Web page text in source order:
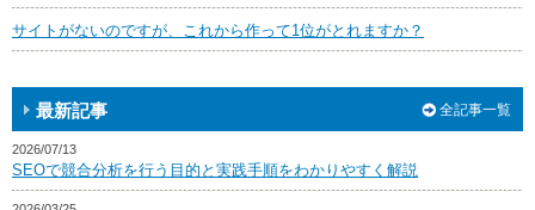
サイトがないのですが、これから作って1位がとれますか？
最新記事 全記事一覧
2026/07/13
SEOで競合分析を行う目的と実践手順をわかりやすく解説